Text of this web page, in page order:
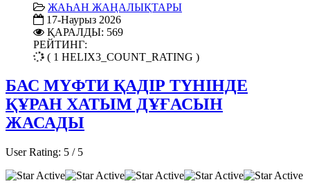
ЖАҺАН ЖАҢАЛЫҚТАРЫ
17-Наурыз 2026
ҚАРАЛДЫ: 569
РЕЙТИНГ:
( 1 HELIX3_COUNT_RATING )
БАС МҮФТИ ҚАДІР ТҮНІНДЕ
ҚҰРАН ХАТЫМ ДҰҒАСЫН
ЖАСАДЫ
User Rating: 5 / 5